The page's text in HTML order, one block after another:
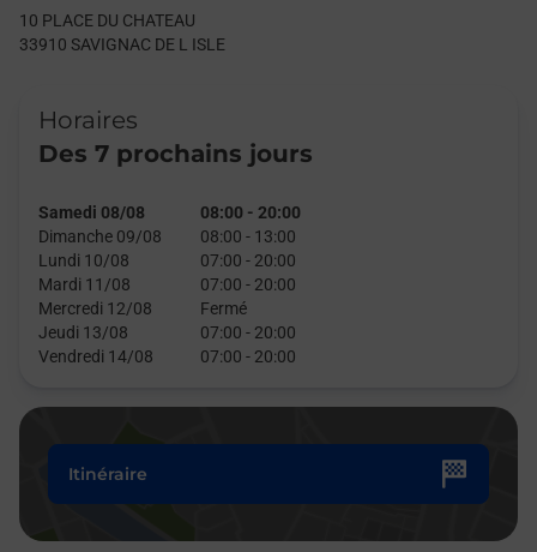
10 PLACE DU CHATEAU
33910 SAVIGNAC DE L ISLE
Horaires
Des 7 prochains jours
Samedi 08/08 08:00 - 20:00
Dimanche 09/08
08:00 - 13:00
Lundi 10/08
07:00 - 20:00
Mardi 11/08
07:00 - 20:00
Mercredi 12/08
Fermé
Jeudi 13/08
07:00 - 20:00
Vendredi 14/08
07:00 - 20:00
Itinéraire